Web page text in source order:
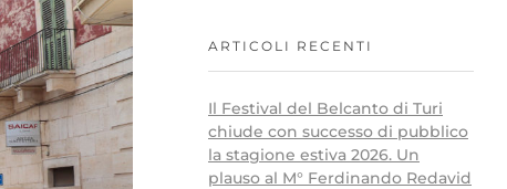
ARTICOLI RECENTI
Il Festival del Belcanto di Turi
chiude con successo di pubblico
la stagione estiva 2026. Un
plauso al M° Ferdinando Redavid